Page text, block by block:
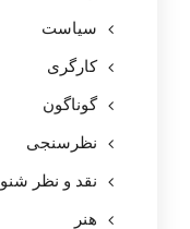
سیاست
کارگری
گوناگون
نظرسنجی
نقد و نظر
هنر